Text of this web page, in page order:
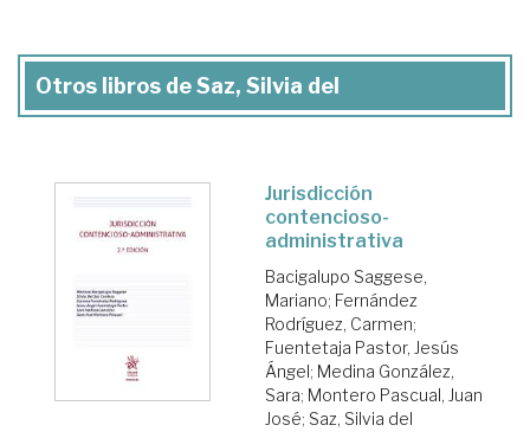
Otros libros de Saz, Silvia del
Jurisdicción
contencioso-
administrativa
Bacigalupo Saggese,
Mariano; Fernández
Rodríguez, Carmen;
Fuentetaja Pastor, Jesús
Ángel; Medina González,
Sara; Montero Pascual, Juan
José; Saz, Silvia del